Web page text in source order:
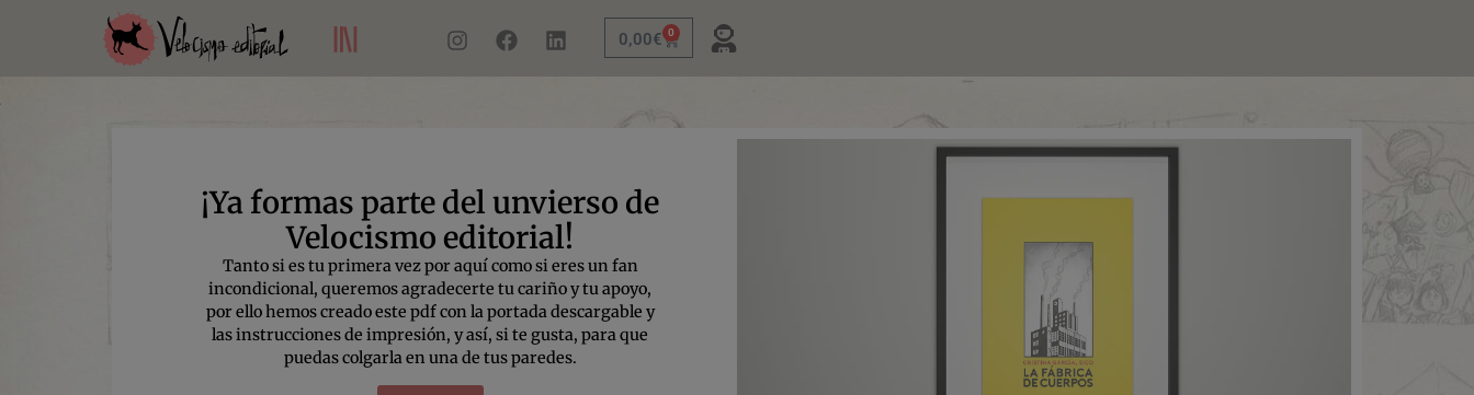
0,00€ 0
¡Ya formas parte del unvierso de
Velocismo editorial!
Tanto si es tu primera vez por aquí como si eres un fan
incondicional, queremos agradecerte tu cariño y tu apoyo,
por ello hemos creado este pdf con la portada descargable y
las instrucciones de impresión, y así, si te gusta, para que
puedas colgarla en una de tus paredes.